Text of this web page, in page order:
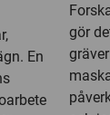
En
gör